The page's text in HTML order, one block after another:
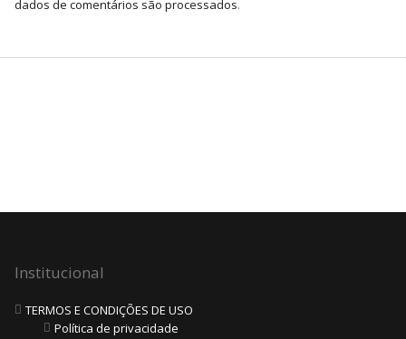
dados de comentários são processados.
Institucional
TERMOS E CONDIÇÕES DE USO
Política de privacidade